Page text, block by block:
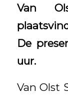
Van
De
uur.
Van Olst